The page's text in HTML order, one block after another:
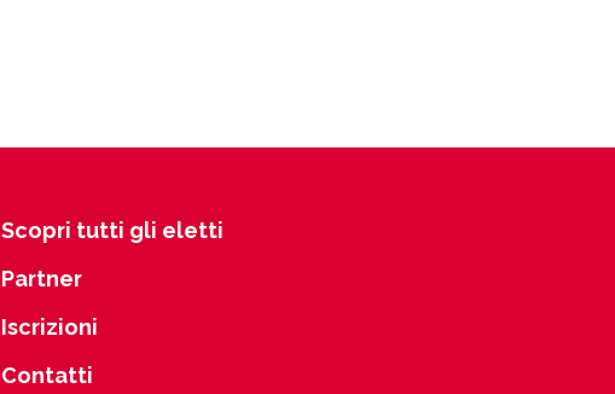
Scopri tutti gli eletti
Partner
Iscrizioni
Contatti